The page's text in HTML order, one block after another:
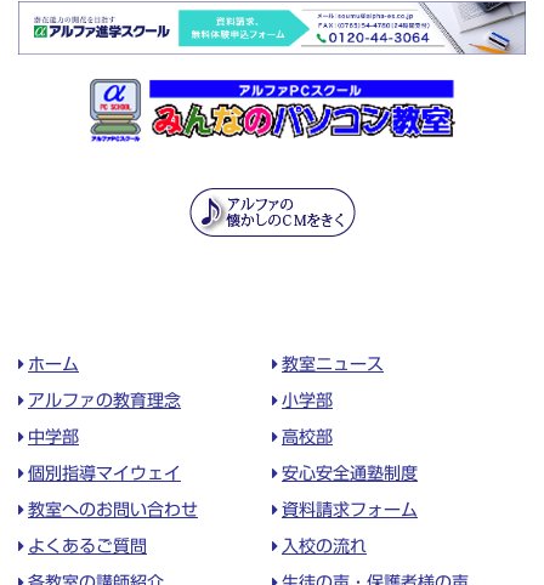
ホーム 教室ニュース
アルファの教育理念 小学部
中学部 高校部
個別指導マイウェイ 安心安全通塾制度
教室へのお問い合わせ 資料請求フォーム
よくあるご質問 入校の流れ